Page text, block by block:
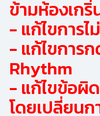
ข้ามห้องเกริ่
- แก้ไขการไ
- แก้ไขการ
Rhythm
- แก้ไขข้อผิ
โดยเปลี่ยน